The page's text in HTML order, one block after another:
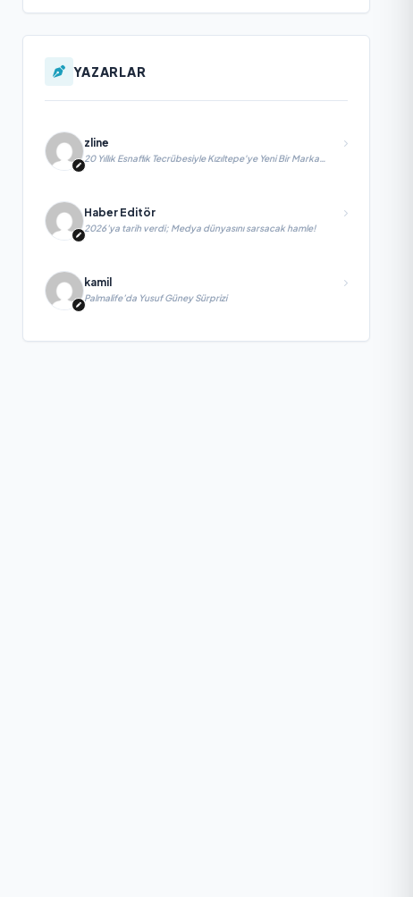
YAZARLAR
zline
20 Yıllık Esnaflık Tecrübesiyle Kızıltepe'ye Yeni Bir Marka
Kazandırdı
Haber Editör
2026’ya tarih verdi; Medya dünyasını sarsacak hamle!
kamil
Palmalife’da Yusuf Güney Sürprizi